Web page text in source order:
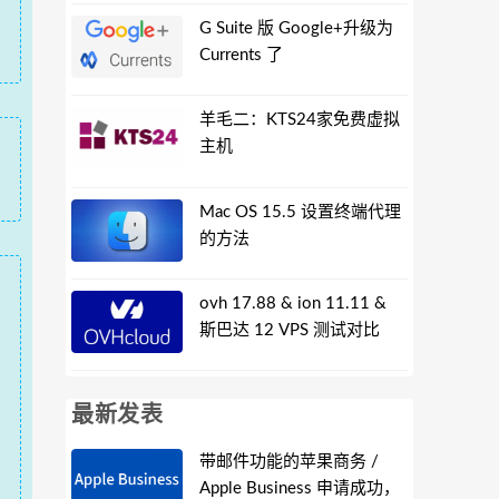
G Suite 版 Google+升级为
Currents 了
羊毛二：KTS24家免费虚拟
主机
Mac OS 15.5 设置终端代理
的方法
ovh 17.88 & ion 11.11 &
斯巴达 12 VPS 测试对比
最新发表
带邮件功能的苹果商务 /
Apple Business 申请成功，